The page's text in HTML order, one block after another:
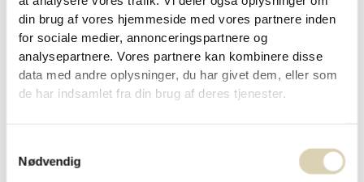
din brug af vores hjemmeside med vores partnere inden
for sociale medier, annonceringspartnere og
analysepartnere. Vores partnere kan kombinere disse
data med andre oplysninger, du har givet dem, eller som
de har indsamlet fra din brug af deres tjenester.
Nødvendig
marcipanæg og påskeskum i
grønt Cocoture metalæg – 300g
Et lækkert påskemix af fyldte chokoladeæg med flere forskellige
fyldninger, marcipanæg med flere slags overtrækschokolade og